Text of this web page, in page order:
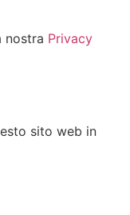
nostra Privacy
sito web in